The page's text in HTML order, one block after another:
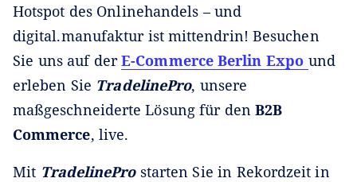
Hotspot des Onlinehandels – und
digital.manufaktur ist mittendrin! Besuchen
Sie uns auf der E-Commerce Berlin Expo und
erleben Sie TradelinePro, unsere
maßgeschneiderte Lösung für denB2B
Commerce, live.
Mit TradelineProstarten Sie in Rekordzeit in